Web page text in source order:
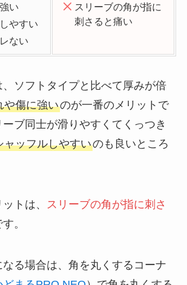
い
やすい
ない
スリーブの角が指に
刺さると痛い
ソフトタイプと比べて厚みが倍
や傷に強いのが一番のメリットで
ブ同士が滑りやすくてくっつき
ャッフルしやすいのも良いところ
トは、
スリーブの角が指に刺さ
。
なる場合は、角を丸くするコーナ